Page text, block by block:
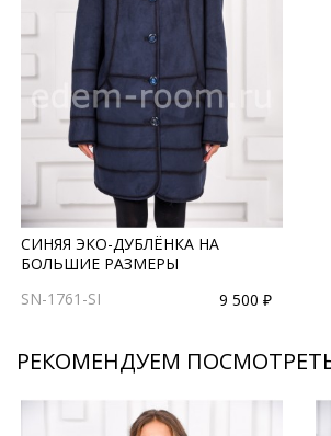
СИНЯЯ ЭКО-ДУБЛЁНКА НА
БОЛЬШИЕ РАЗМЕРЫ
SN-1761-SI
9 500 ₽
РЕКОМЕНДУЕМ